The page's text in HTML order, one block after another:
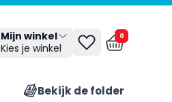
Mijn winkel
Kies je winkel
0
Bekijk de folder